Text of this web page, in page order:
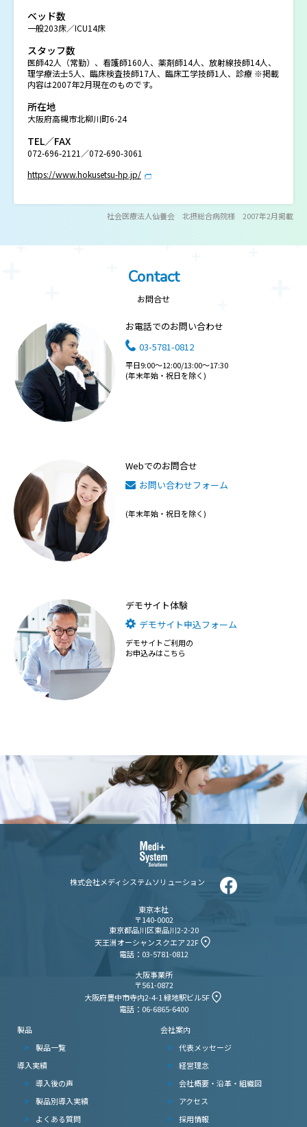
ベッド数
一般203床／ICU14床
スタッフ数
医師42人（常勤）、看護師160人、薬剤師14人、放射線技師14人、
理学療法士5人、臨床検査技師17人、臨床工学技師1人、診療 ※掲載
内容は2007年2月現在のものです。
所在地
大阪府高槻市北柳川町6-24
TEL／FAX
072-696-2121／072-690-3061
https://www.hokusetsu-hp.jp/
社会医療法人仙養会 北摂総合病院様 2007年2月掲載
Contact
お問合せ
お電話でのお問い合わせ
03-5781-0812
平日9:00～12:00/13:00～17:30
(年末年始・祝日を除く)
Webでのお問合せ
お問い合わせフォーム
(年末年始・祝日を除く)
デモサイト体験
デモサイト申込フォーム
デモサイトご利用の
お申込みはこちら
株式会社メディシステムソリューション
東京本社
〒140-0002
東京都品川区東品川2-2-20
天王洲オーシャンスクエア 22F
電話：03-5781-0812
大阪事業所
〒561-0872
大阪府豊中市寺内2-4-1 緑地駅ビル5F
電話：06-6865-6400
製品
製品一覧
導入実績
導入後の声
製品別導入実績
よくある質問
会社案内
代表メッセージ
経営理念
会社概要・沿革・組織図
アクセス
採用情報